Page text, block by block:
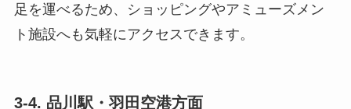
足を運べるため、ショッピングやアミューズメン
ト施設へも気軽にアクセスできます。
3-4. 品川駅・羽田空港方面